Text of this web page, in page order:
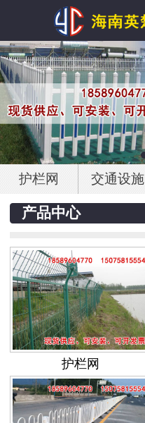
护栏网 交通设施
产品中心
护栏网